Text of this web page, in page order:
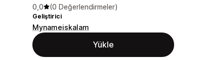
0,0 (0 Değerlendirmeler)
Geliştirici
Mynameiskalam
Yükle